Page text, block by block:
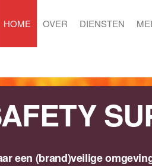
HOME OVER DIENSTEN
een (brand)veilige